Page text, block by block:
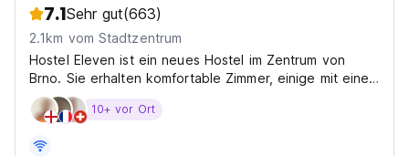
7.1Sehr gut(663)
2.1km vom Stadtzentrum
Hostel Eleven ist ein neues Hostel im Zentrum von
Brno. Sie erhalten komfortable Zimmer, einige mit einer
Terrasse sowie kostenloses WLAN. Wir haben ein Café,
wo Sie sich treffen und sozialisieren können.
10+ vor Ort